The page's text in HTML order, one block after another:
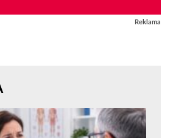
Reklama